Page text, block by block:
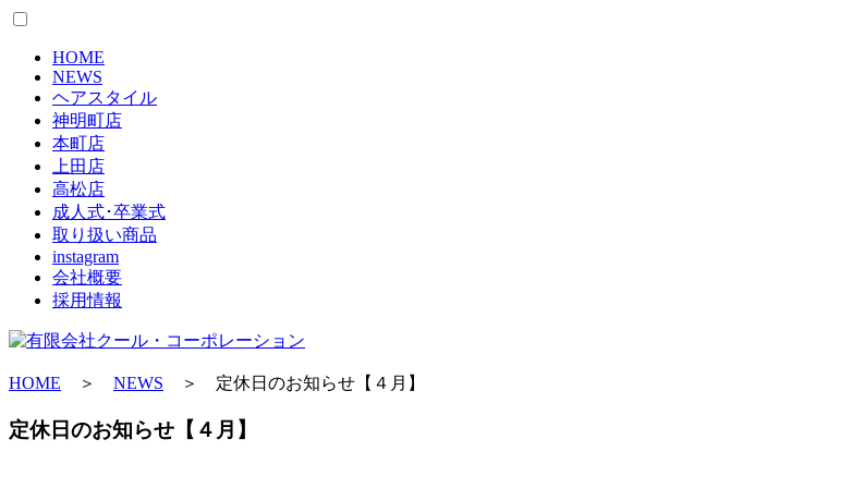
HOME
NEWS
ヘアスタイル
神明町店
本町店
上田店
高松店
成人式･卒業式
取り扱い商品
instagram
会社概要
採用情報
HOME ＞ NEWS ＞ 定休日のお知らせ【４月】
定休日のお知らせ【４月】